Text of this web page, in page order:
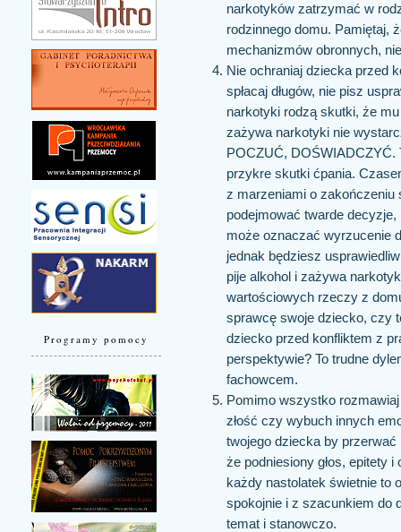
Programy pomocy
narkotyków zatrzymać w
rodzinnego domu. Pamiętaj,
mechanizmów obronnych,
Nie ochraniaj dziecka przed
spłacaj długów, nie pisz
narkotyki rodzą skutki, że
zażywa narkotyki nie
POCZUĆ, DOŚWIADCZYĆ.
przykre skutki ćpania.
z marzeniami o zakończeniu
podejmować twarde decyzje,
może oznaczać wyrzucenie
jednak będziesz
pije alkohol i zażywa
wartościowych rzeczy z
sprawcę swoje dziecko, czy
dziecko przed konfliktem z
perspektywie? To trudne
fachowcem.
Pomimo wszystko
złość czy wybuch innych
twojego dziecka by
że podniesiony głos, epitety
każdy nastolatek świetnie to
spokojnie i z szacunkiem do
temat i stanowczo.